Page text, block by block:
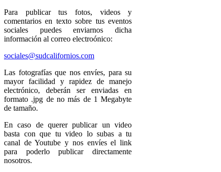
Para publicar tus fotos, videos y
comentarios en texto sobre tus eventos
sociales puedes enviarnos dicha
información al correo electroónico:
sociales@sudcalifornios.com
Las fotografías que nos envíes, para su
mayor facilidad y rapidez de manejo
electrónico, deberán ser enviadas en
formato .jpg de no más de 1 Megabyte
de tamaño.
En caso de querer publicar un video
basta con que tu video lo subas a tu
canal de Youtube y nos envíes el link
para poderlo publicar directamente
nosotros.